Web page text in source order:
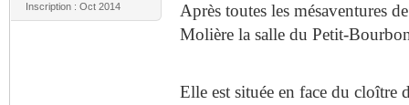
Inscription : Oct 2014
Après toutes les mésaventures
Molière la salle du Petit-
Elle est située en face du cloître